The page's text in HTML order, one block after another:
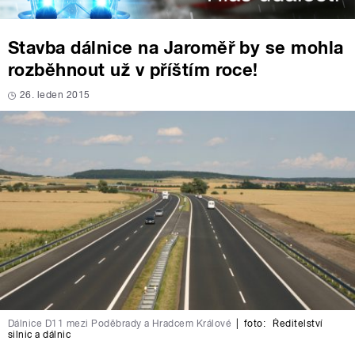
Stavba dálnice na Jaroměř by se mohla
rozběhnout už v příštím roce!
26. leden 2015
Dálnice D11 mezi Poděbrady a Hradcem Králové foto:
Ředitelství
silnic a dálnic